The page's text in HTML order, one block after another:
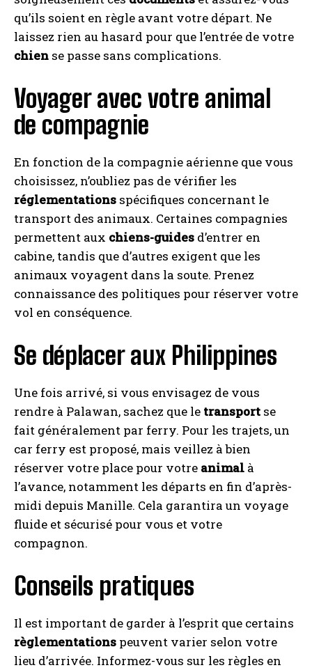
qu’ils soient en règle avant votre départ. Ne
laissez rien au hasard pour que l’entrée de votre
chien se passe sans complications.
Voyager avec votre animal
de compagnie
En fonction de la compagnie aérienne que vous
choisissez, n’oubliez pas de vérifier les
réglementations spécifiques concernant le
transport des animaux. Certaines compagnies
permettent aux chiens-guides d’entrer en
cabine, tandis que d’autres exigent que les
animaux voyagent dans la soute. Prenez
connaissance des politiques pour réserver votre
vol en conséquence.
Se déplacer aux Philippines
Une fois arrivé, si vous envisagez de vous
rendre à Palawan, sachez que le transport se
fait généralement par ferry. Pour les trajets, un
car ferry est proposé, mais veillez à bien
réserver votre place pour votre animal à
l’avance, notamment les départs en fin d’après-
midi depuis Manille. Cela garantira un voyage
fluide et sécurisé pour vous et votre
compagnon.
Conseils pratiques
Il est important de garder à l’esprit que certains
règlementations peuvent varier selon votre
lieu d’arrivée. Informez-vous sur les règles en